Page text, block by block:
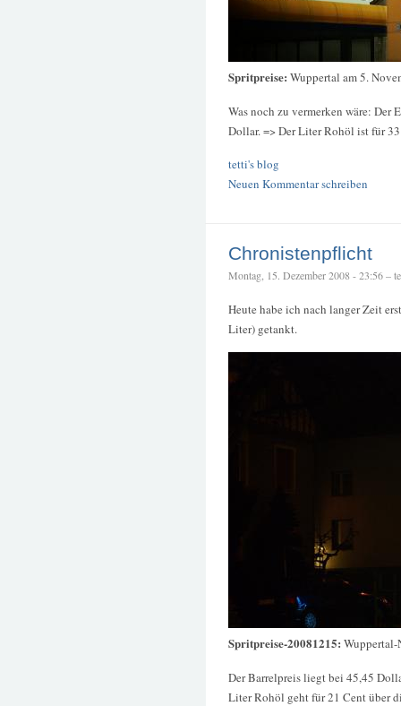
Spritpreise: Wuppertal am 5.
Was noch zu vermerken wäre:
Dollar. => Der Liter Rohöl ist für
tetti's blog
Neuen Kommentar schreiben
Chronistenpflicht
Montag, 15. Dezember 2008 - 23:56 –
Heute habe ich nach langer Zeit
Liter) getankt.
Spritpreise-20081215: Wuppertal-
Der Barrelpreis liegt bei 45,45
Liter Rohöl geht für 21 Cent über